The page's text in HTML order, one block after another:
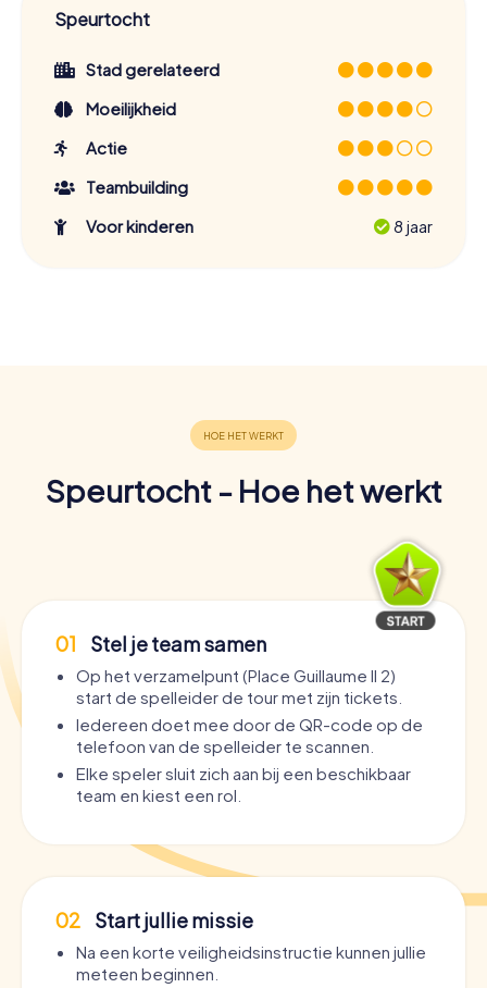
Speurtocht
Stad gerelateerd
Moeilijkheid
Actie
Teambuilding
Voor kinderen
8 jaar
Speurtocht - Hoe het werkt
01 Stel je team samen
Op het verzamelpunt (Place Guillaume II 2)
start de spelleider de tour met zijn tickets.
Iedereen doet mee door de QR-code op de
telefoon van de spelleider te scannen.
Elke speler sluit zich aan bij een beschikbaar
team en kiest een rol.
02 Start jullie missie
Na een korte veiligheidsinstructie kunnen jullie
meteen beginnen.